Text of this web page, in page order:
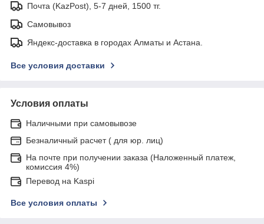
Почта (KazPost), 5-7 дней, 1500 тг.
Самовывоз
Яндекс-доставка в городах Алматы и Астана.
Все условия доставки
Условия оплаты
Наличными при самовывозе
Безналичный расчет ( для юр. лиц)
На почте при получении заказа (Наложенный платеж,
комиссия 4%)
Перевод на Kaspi
Все условия оплаты